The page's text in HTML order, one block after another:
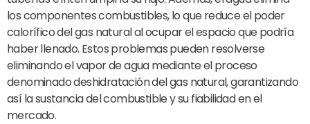
los componentes combustibles, lo que reduce el poder
calorífico del gas natural al ocupar el espacio que podría
haber llenado. Estos problemas pueden resolverse
eliminando el vapor de agua mediante el proceso
denominado deshidratación del gas natural, garantizando
así la sustancia del combustible y su fiabilidad en el
mercado.